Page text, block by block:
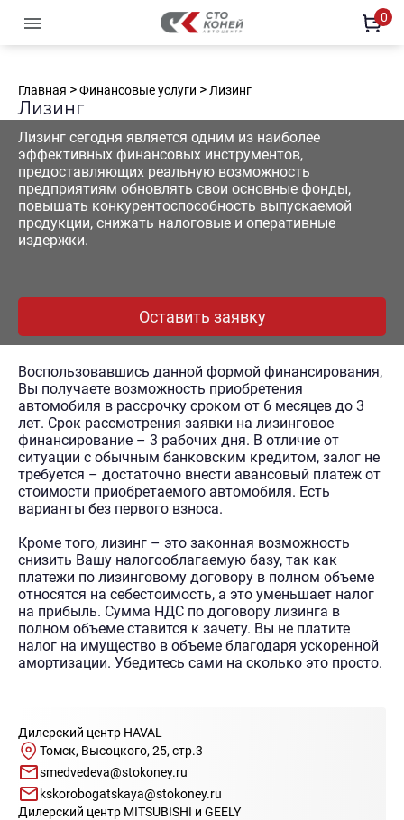
0
Главная >Финансовые услуги > Лизинг
Лизинг
Лизинг сегодня является одним из наиболее
эффективных финансовых инструментов,
предоставляющих реальную возможность
предприятиям обновлять свои основные фонды,
повышать конкурентоспособность выпускаемой
продукции, снижать налоговые и оперативные
издержки.
Оставить заявку
Воспользовавшись данной формой финансирования,
Вы получаете возможность приобретения
автомобиля в рассрочку сроком от 6 месяцев до 3
лет. Срок рассмотрения заявки на лизинговое
финансирование – 3 рабочих дня. В отличие от
ситуации с обычным банковским кредитом, залог не
требуется – достаточно внести авансовый платеж от
стоимости приобретаемого автомобиля. Есть
варианты без первого взноса.
Кроме того, лизинг – это законная возможность
снизить Вашу налогооблагаемую базу, так как
платежи по лизинговому договору в полном объеме
относятся на себестоимость, а это уменьшает налог
на прибыль. Сумма НДС по договору лизинга в
полном объеме ставится к зачету. Вы не платите
налог на имущество в объеме благодаря ускоренной
амортизации. Убедитесь сами на сколько это просто.
Дилерский центр HAVAL
Томск, Высоцкого, 25, стр.3
smedvedeva@stokoney.ru
kskorobogatskaya@stokoney.ru
Дилерский центр MITSUBISHI и GEELY